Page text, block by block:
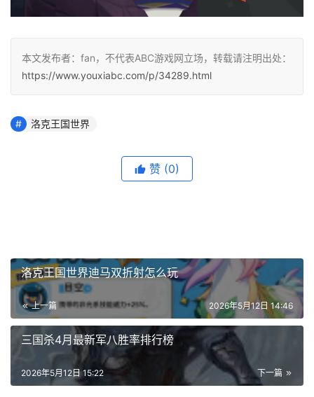
本文发布者：fan，不代表ABC游戏网立场，转载请注明出处：
https://www.youxiabc.com/p/34289.html
洛克王国世界
赞 (0)
洛克王国世界迪马双折射怎么玩
上一篇 2026年5月12日 14:46
三国杀4月最新军八胜率排行榜
下一篇
2026年5月12日 15:22